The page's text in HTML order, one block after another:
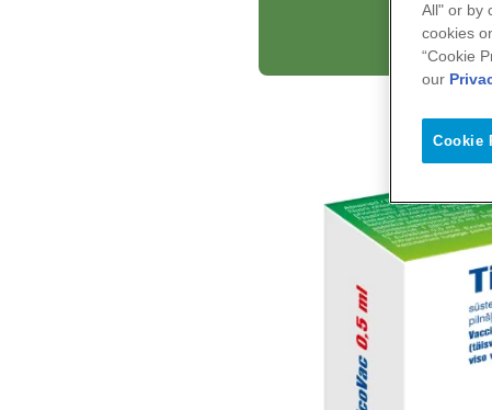
All" or by
cookies
“Cookie
our
Cookie